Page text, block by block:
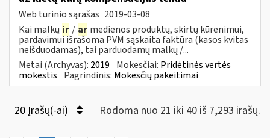
Web turinio sąrašas 2019-03-08
Kai malkų ir / ar medienos produktų, skirtų kūrenimui,
pardavimui išrašoma PVM sąskaita faktūra (kasos kvitas
neišduodamas), tai parduodamų malkų /...
Metai (Archyvas): 2019 Mokesčiai: Pridėtinės vertės
mokestis Pagrindinis: Mokesčių pakeitimai
20 Įrašų(-ai) Rodoma nuo 21 iki 40 iš 7,293 irašų.